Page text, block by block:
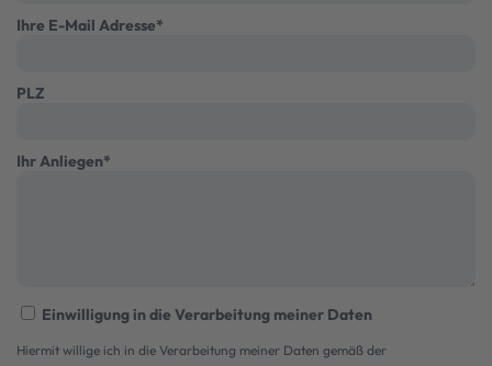
Ihre E-Mail Adresse*
PLZ
Ihr Anliegen*
Einwilligung in die Verarbeitung meiner Daten
Hiermit willige ich in die Verarbeitung meiner Daten gemäß der